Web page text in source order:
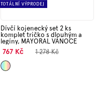
TOTÁLNÍ VÝPRODEJ
Dívčí kojenecký set 2 ks
komplet tričko s dlouhým a
legíny, MAYORAL VÁNOCE
767 Kč 1 278 Kč
Mix